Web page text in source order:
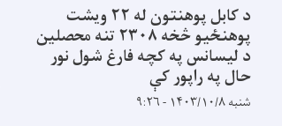
د کابل پوهنتون له ۲۲ ویشت
پوهنځیو څخه ۲۳۰۸ تنه محصلین
د لیسانس په کچه فارغ شول نور
حال په راپور کې
شنبه ۱۴۰۳/۱۰/۸ - ۹:۲۶